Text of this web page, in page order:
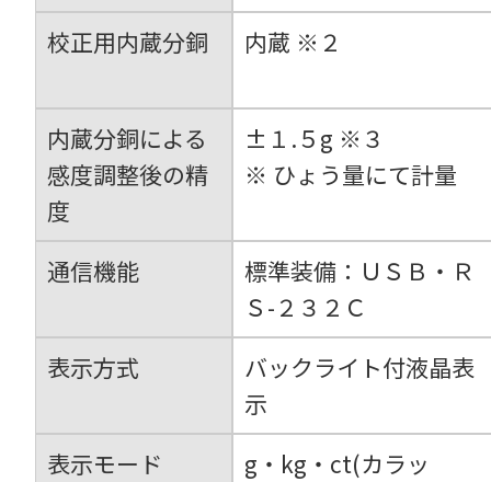
校正用内蔵分銅
内蔵 ※２
内蔵分銅による
感度調整後の精
度
±１.５g ※３
※ ひょう量にて計量
通信機能
標準装備：ＵＳＢ・Ｒ
Ｓ-２３２Ｃ
表示方式
バックライト付液晶表
示
表示モード
g・kg・ct(カラッ